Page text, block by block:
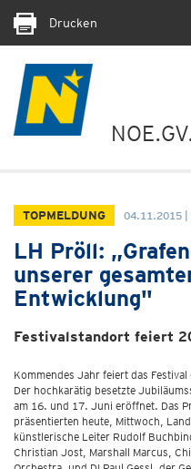
Drucken
TOPMELDUNG 04.11.2015 |
LH Pröll:
unserer
Entwicklung"
Festivalstandort feiert
Kommendes Jahr feiert das
Der hochkarätig besetzte
am 16. und 17. Juni eröffnet. Das
präsentierten heute, Mittwoch,
künstlerische Leiter Rudolf
Christian Jost, Marshall Marcus,